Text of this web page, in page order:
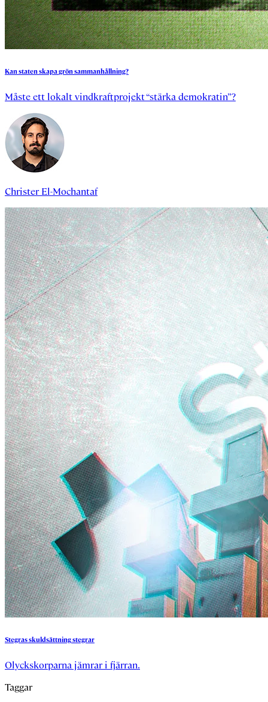
Kanstatenskapagrönsammanhållning?
Måste ett lokalt vindkraftprojekt “stärka demokratin”?
Christer El-Mochantaf
Stegrasskuldsättningstegrar
Olyckskorparna jämrar i fjärran.
Taggar